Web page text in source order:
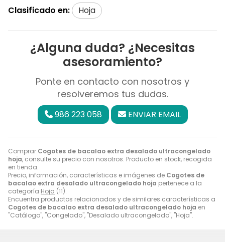
Comprar Cogotes de bacalao extra desalado ultracongelado
hoja, consulte su precio con nosotros. Producto en stock, recogida
en tienda.
Precio, información, características e imágenes de Cogotes de
bacalao extra desalado ultracongelado hoja pertenece a la
categoría Hoja (11).
Encuentra productos relacionados y de similares características a
Cogotes de bacalao extra desalado ultracongelado hoja en
"Catálogo", "Congelado", "Desalado ultracongelado", "Hoja".
Clasificado en: Hoja
¿Alguna duda? ¿Necesitas
asesoramiento?
Ponte en contacto con nosotros y
resolveremos tus dudas.
986 223 058 ENVIAR EMAIL